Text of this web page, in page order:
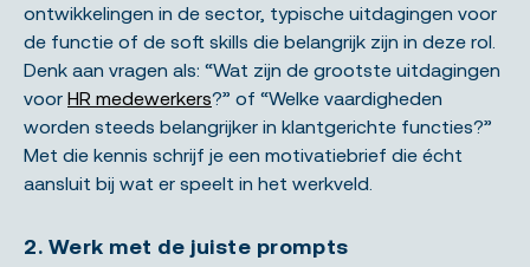
ontwikkelingen in de sector, typische uitdagingen voor
de functie of de soft skills die belangrijk zijn in deze rol.
Denk aan vragen als: “Wat zijn de grootste uitdagingen
voor HR medewerkers?” of “Welke vaardigheden
worden steeds belangrijker in klantgerichte functies?”
Met die kennis schrijf je een motivatiebrief die écht
aansluit bij wat er speelt in het werkveld.
2. Werk met de juiste prompts